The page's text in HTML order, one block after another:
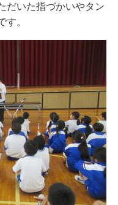
だいた指づかいやタン
す。